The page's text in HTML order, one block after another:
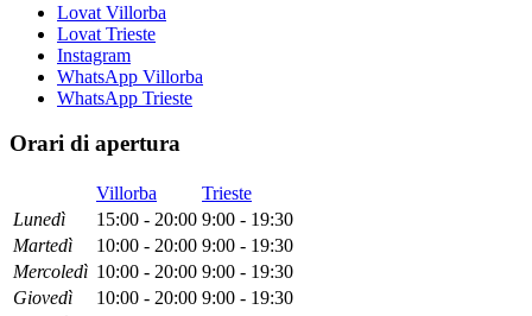
Lovat Villorba
Lovat Trieste
Instagram
WhatsApp Villorba
WhatsApp Trieste
Orari di apertura
Villorba
Trieste
Lunedì 15:00 - 20:00 9:00 - 19:30
Martedì 10:00 - 20:00 9:00 - 19:30
Mercoledì 10:00 - 20:00 9:00 - 19:30
Giovedì 10:00 - 20:00 9:00 - 19:30